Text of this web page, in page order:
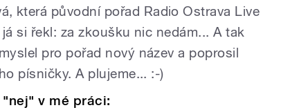
která původní pořad Radio Ostrava Live
si řekl: za zkoušku nic nedám... A tak
pro pořad nový název a poprosil
písničky. A plujeme... :-)
v mé práci: